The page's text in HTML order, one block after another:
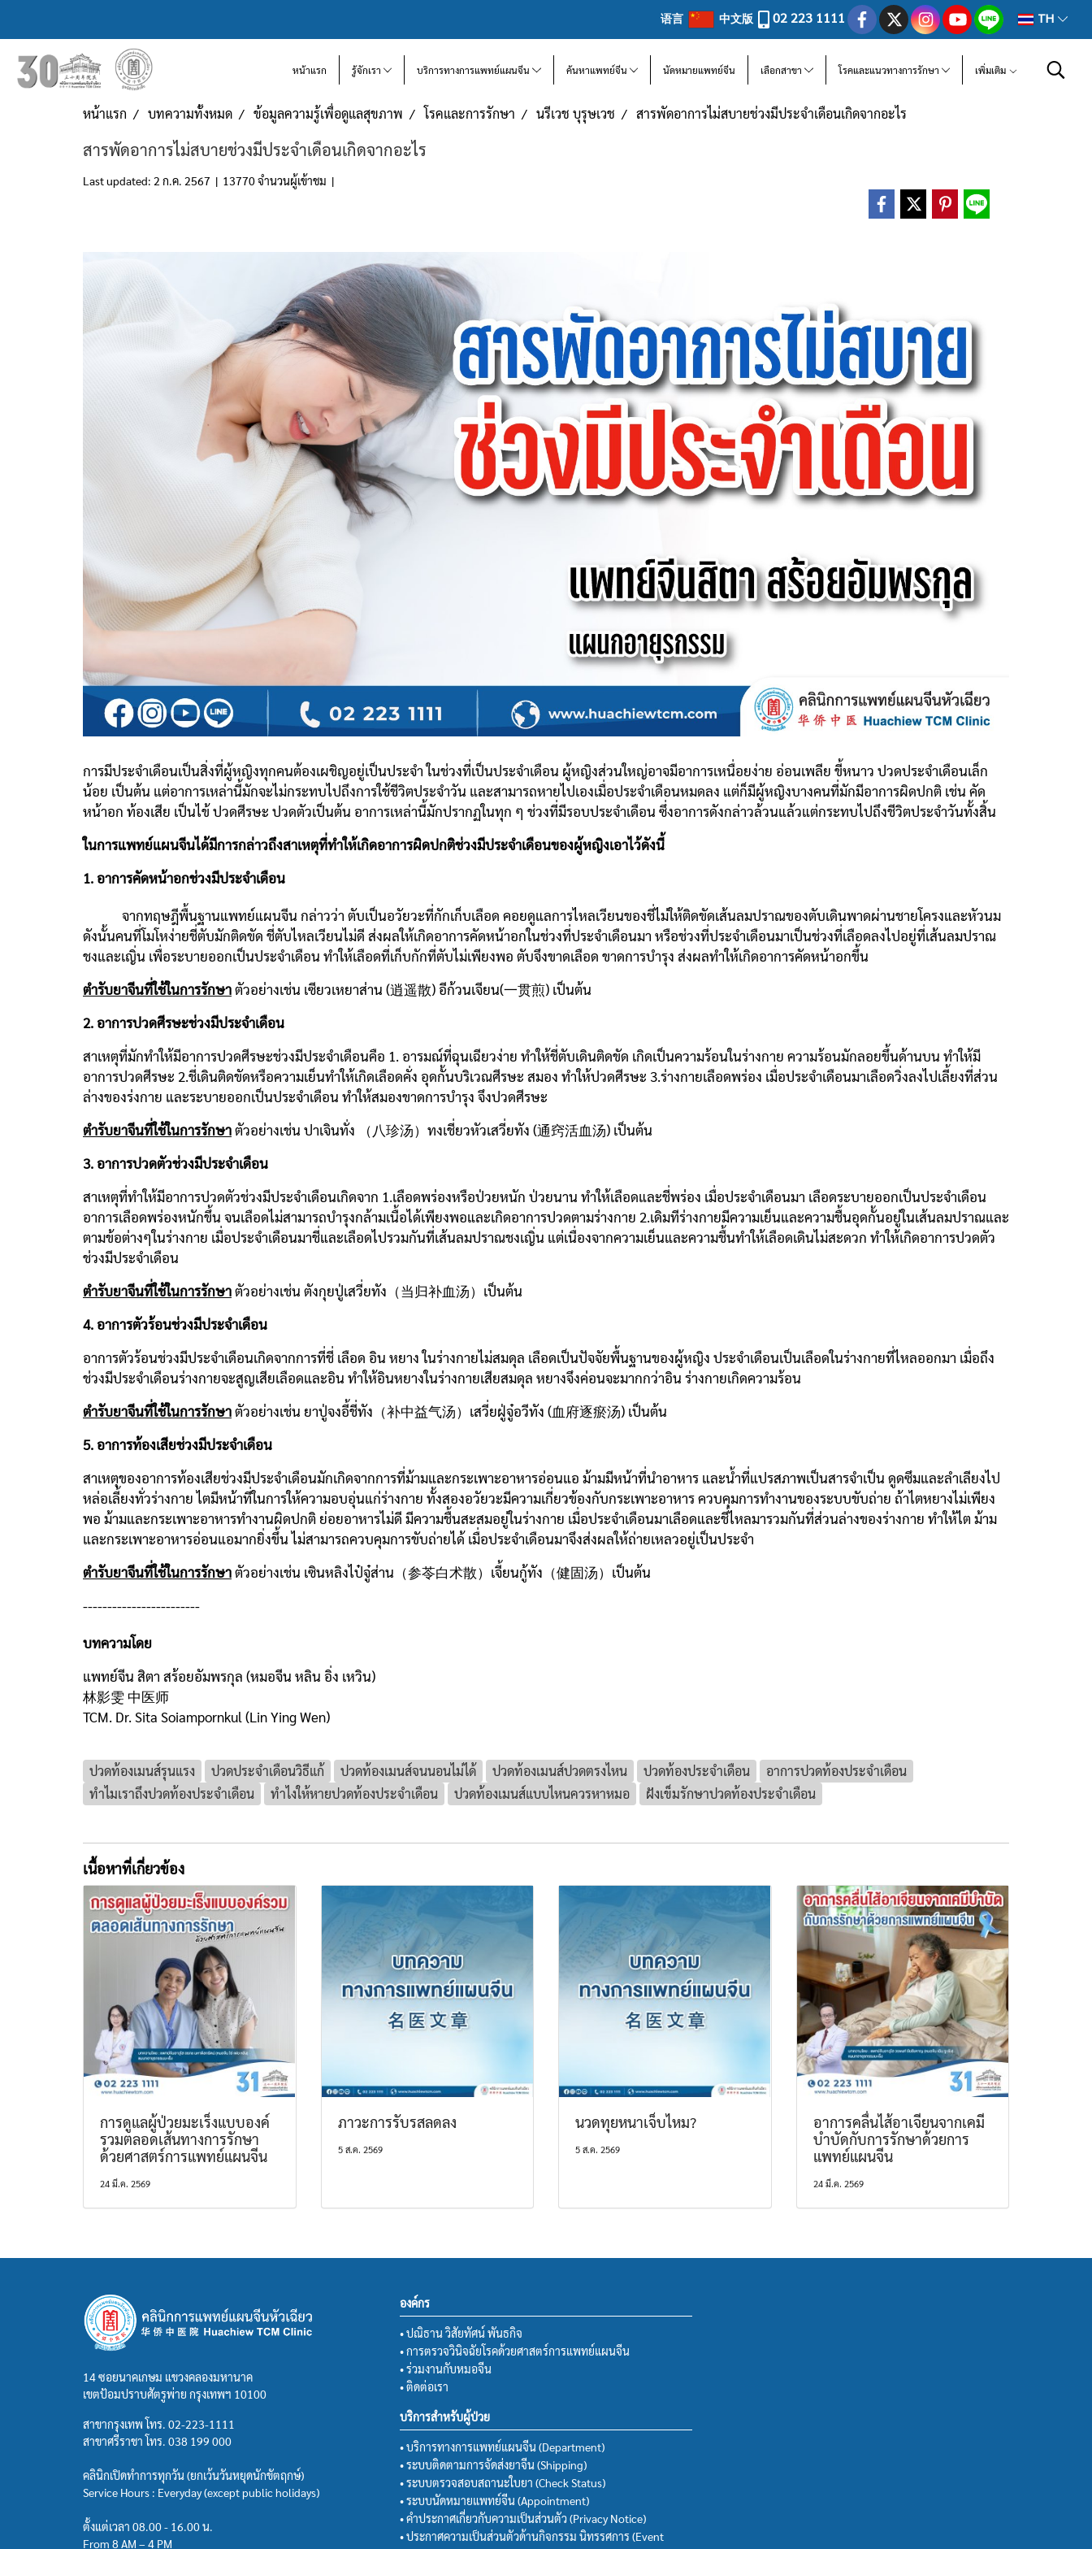
语言 中文版 02 223 1111 TH
หน้าแรก รู้จักเรา บริการทางการแพทย์แผนจีน ค้นหาแพทย์จีน นัดหมายแพทย์จีน เลือกสาขา โรคและแนวทางการรักษา เพิ่มเติม
หน้าแรก บทความทั้งหมด ข้อมูลความรู้เพื่อดูแลสุขภาพ โรคและการรักษา นรีเวช บุรุษเวช สารพัดอาการไม่สบายช่วงมีประจำเดือนเกิดจากอะไร
สารพัดอาการไม่สบายช่วงมีประจำเดือนเกิดจากอะไร
Last updated: 2 ก.ค. 2567 | 13770 จำนวนผู้เข้าชม |
การมีประจำเดือนเป็นสิ่งที่ผู้หญิงทุกคนต้องเผชิญอยู่เป็นประจำ ในช่วงที่เป็นประจำเดือน ผู้หญิงส่วนใหญ่อาจมีอาการเหนื่อยง่าย อ่อนเพลีย ขี้หนาว ปวดประจำเดือนเล็ก
น้อย เป็นต้น แต่อาการเหล่านี้มักจะไม่กระทบไปถึงการใช้ชีวิตประจำวัน และสามารถหายไปเองเมื่อประจำเดือนหมดลง แต่ก็มีผู้หญิงบางคนที่มักมีอาการผิดปกติ เช่น คัด
หน้าอก ท้องเสีย เป็นไข้ ปวดศีรษะ ปวดตัวเป็นต้น อาการเหล่านี้มักปรากฏในทุก ๆ ช่วงที่มีรอบประจำเดือน ซึ่งอาการดังกล่าวล้วนแล้วแต่กระทบไปถึงชีวิตประจำวันทั้งสิ้น
ในการแพทย์แผนจีนได้มีการกล่าวถึงสาเหตุที่ทำให้เกิดอาการผิดปกติช่วงมีประจำเดือนของผู้หญิงเอาไว้ดังนี้
1. อาการคัดหน้าอกช่วงมีประจำเดือน
จากทฤษฎีพื้นฐานแพทย์แผนจีน กล่าวว่า ตับเป็นอวัยวะที่กักเก็บเลือด คอยดูแลการไหลเวียนของชี่ไม่ให้ติดขัดเส้นลมปราณของตับเดินพาดผ่านชายโครงและหัวนม
ดังนั้นคนที่โมโหง่ายชี่ตับมักติดขัด ชี่ตับไหลเวียนไม่ดี ส่งผลให้เกิดอาการคัดหน้าอกในช่วงที่ประจำเดือนมา หรือช่วงที่ประจำเดือนมาเป็นช่วงที่เลือดลงไปอยู่ที่เส้นลมปราณ
ชงและเญิ่น เพื่อระบายออกเป็นประจำเดือน ทำให้เลือดที่เก็บกักที่ตับไม่เพียงพอ ตับจึงขาดเลือด ขาดการบำรุง ส่งผลทำให้เกิดอาการคัดหน้าอกขึ้น
ตำรับยาจีนที่ใช้ในการรักษาตัวอย่างเช่น เซียวเหยาส่าน (逍遥散) อีก้วนเจียน(一贯煎) เป็นต้น
2. อาการปวดศีรษะช่วงมีประจำเดือน
สาเหตุที่มักทำให้มีอาการปวดศีรษะช่วงมีประจำเดือนคือ 1. อารมณ์ที่ฉุนเฉียวง่าย ทำให้ชี่ตับเดินติดขัด เกิดเป็นความร้อนในร่างกาย ความร้อนมักลอยขึ้นด้านบน ทำให้มี
อาการปวดศีรษะ 2.ชี่เดินติดขัดหรือความเย็นทำให้เกิดเลือดคั่ง อุดกั้นบริเวณศีรษะ สมอง ทำให้ปวดศีรษะ 3.ร่างกายเลือดพร่อง เมื่อประจำเดือนมาเลือดวิ่งลงไปเลี้ยงที่ส่วน
ล่างของร่งกาย และระบายออกเป็นประจำเดือน ทำให้สมองขาดการบำรุง จึงปวดศีรษะ
ตำรับยาจีนที่ใช้ในการรักษาตัวอย่างเช่น ปาเจินทั่ง （八珍汤）ทงเชี่ยวหัวเสวี่ยทัง (通窍活血汤) เป็นต้น
3. อาการปวดตัวช่วงมีประจำเดือน
สาเหตุที่ทำให้มีอาการปวดตัวช่วงมีประจำเดือนเกิดจาก 1.เลือดพร่องหรือป่วยหนัก ป่วยนาน ทำให้เลือดและชี่พร่อง เมื่อประจำเดือนมา เลือดระบายออกเป็นประจำเดือน
อาการเลือดพร่องหนักขึ้น จนเลือดไม่สามารถบำรุงกล้ามเนื้อได้เพียงพอและเกิดอาการปวดตามร่างกาย 2.เดิมทีร่างกายมีความเย็นและความชื้นอุดกั้นอยู่ในเส้นลมปราณและ
ตามข้อต่างๆในร่างกาย เมื่อประจำเดือนมาชี่และเลือดไปรวมกันที่เส้นลมปราณชงเญิ่น แต่เนื่องจากความเย็นและความชื้นทำให้เลือดเดินไม่สะดวก ทำให้เกิดอาการปวดตัว
ช่วงมีประจำเดือน
ตำรับยาจีนที่ใช้ในการรักษาตัวอย่างเช่น ตังกุยปู่เสวี่ยทัง（当归补血汤）เป็นต้น
4. อาการตัวร้อนช่วงมีประจำเดือน
อาการตัวร้อนช่วงมีประจำเดือนเกิดจากการที่ชี่ เลือด อิน หยาง ในร่างกายไม่สมดุล เลือดเป็นปัจจัยพื้นฐานของผู้หญิง ประจำเดือนเป็นเลือดในร่างกายที่ไหลออกมา เมื่อถึง
ช่วงมีประจำเดือนร่างกายจะสูญเสียเลือดและอิน ทำให้อินหยางในร่างกายเสียสมดุล หยางจึงค่อนจะมากกว่าอิน ร่างกายเกิดความร้อน
ตำรับยาจีนที่ใช้ในการรักษาตัวอย่างเช่น ยาปู่จงอี้ชี่ทัง（补中益气汤）เสวี่ยฝู่จู๋อวีทัง (血府逐瘀汤) เป็นต้น
5. อาการท้องเสียช่วงมีประจำเดือน
สาเหตุของอาการท้องเสียช่วงมีประจำเดือนมักเกิดจากการที่ม้ามและกระเพาะอาหารอ่อนแอ ม้ามมีหน้าที่นำอาหาร และน้ำที่แปรสภาพเป็นสารจำเป็น ดูดซึมและลำเลียงไป
หล่อเลี้ยงทั่วร่างกาย ไตมีหน้าที่ในการให้ความอบอุ่นแก่ร่างกาย ทั้งสองอวัยวะมีความเกี่ยวข้องกับกระเพาะอาหาร ควบคุมการทำงานของระบบขับถ่าย ถ้าไตหยางไม่เพียง
พอ ม้ามและกระเพาะอาหารทำงานผิดปกติ ย่อยอาหารไม่ดี มีความชื้นสะสมอยู่ในร่างกาย เมื่อประจำเดือนมาเลือดและชี่ไหลมารวมกันที่ส่วนล่างของร่างกาย ทำให้ไต ม้าม
และกระเพาะอาหารอ่อนแอมากยิ่งขึ้น ไม่สามารถควบคุมการขับถ่ายได้ เมื่อประจำเดือนมาจึงส่งผลให้ถ่ายเหลวอยู่เป็นประจำ
ตำรับยาจีนที่ใช้ในการรักษาตัวอย่างเช่น เซินหลิงไป๋จู๋ส่าน（参苓白术散）เจี้ยนกู้ทัง（健固汤）เป็นต้น
------------------------
บทความโดย
แพทย์จีน สิตา สร้อยอัมพรกุล (หมอจีน หลิน อิ่ง เหวิน)
林影雯 中医师
TCM. Dr. Sita Soiampornkul (Lin Ying Wen)
ปวดท้องเมนส์รุนแรง ปวดประจําเดือนวิธีแก้ ปวดท้องเมนส์จนนอนไม่ได้ ปวดท้องเมนส์ปวดตรงไหน ปวดท้องประจำเดือน
อาการปวดท้องประจำเดือน
ทำไมเราถึงปวดท้องประจำเดือน
ทำไงให้หายปวดท้องประจำเดือน ปวดท้องเมนส์แบบไหนควรหาหมอ ฝังเข็มรักษาปวดท้องประจำเดือน
เนื้อหาที่เกี่ยวข้อง
การดูแลผู้ป่วยมะเร็งแบบองค์
รวมตลอดเส้นทางการรักษา
ด้วยศาสตร์การแพทย์แผนจีน
24 มี.ค. 2569
ภาวะการรับรสลดลง
5 ส.ค. 2569
นวดทุยหนาเจ็บไหม?
5 ส.ค. 2569
อาการคลื่นไส้อาเจียนจากเคมี
บำบัดกับการรักษาด้วยการ
แพทย์แผนจีน
24 มี.ค. 2569
14 ซอยนาคเกษม แขวงคลองมหานาค
เขตป้อมปราบศัตรูพ่าย กรุงเทพฯ 10100
สาขากรุงเทพ โทร. 02-223-1111
สาขาศรีราชา โทร. 038 199 000
คลินิกเปิดทำการทุกวัน (ยกเว้นวันหยุดนักขัตฤกษ์)
Service Hours : Everyday (except public holidays)
ตั้งแต่เวลา 08.00 - 16.00 น.
From 8 AM – 4 PM
องค์กร
• ปณิธาน วิสัยทัศน์ พันธกิจ
• การตรวจวินิจฉัยโรคด้วยศาสตร์การแพทย์แผนจีน
• ร่วมงานกับหมอจีน
• ติดต่อเรา
บริการสำหรับผู้ป่วย
• บริการทางการแพทย์แผนจีน (Department)
• ระบบติดตามการจัดส่งยาจีน (Shipping)
• ระบบตรวจสอบสถานะใบยา (Check Status)
• ระบบนัดหมายแพทย์จีน (Appointment)
• คำประกาศเกี่ยวกับความเป็นส่วนตัว (Privacy Notice)
• ประกาศความเป็นส่วนตัวด้านกิจกรรม นิทรรศการ (Event